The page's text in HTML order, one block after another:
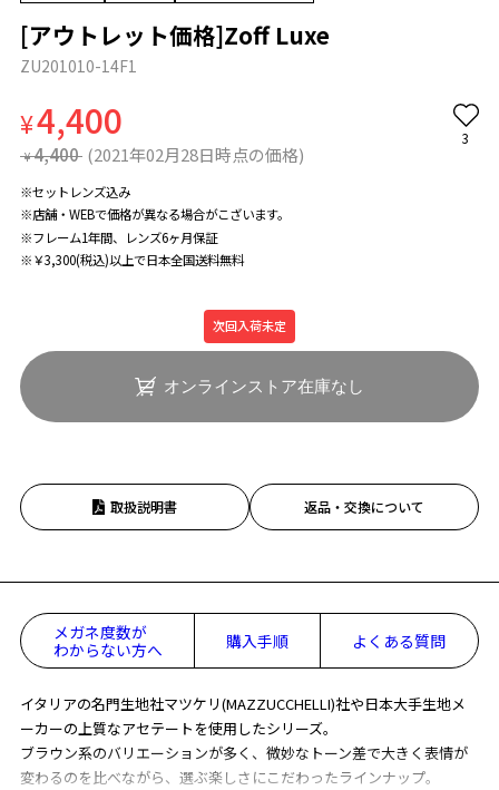
[アウトレット価格]Zoff Luxe
ZU201010-14F1
¥4,400
¥ 4,400 (2021年02月28日時点の価格)
3
※セットレンズ込み
※店舗・WEBで価格が異なる場合がこざいます。
※フレーム1年間、レンズ6ヶ月保証
※￥3,300(税込)以上で日本全国送料無料
次回入荷未定
オンラインストア在庫なし
取扱説明書 返品・交換について
メガネ度数が
わからない方へ
購入手順 よくある質問
イタリアの名門生地社マツケリ(MAZZUCCHELLI)社や日本大手生地メ
ーカーの上質なアセテートを使用したシリーズ。
ブラウン系のバリエーションが多く、微妙なトーン差で大きく表情が
変わるのを比べながら、選ぶ楽しさにこだわったラインナップ。